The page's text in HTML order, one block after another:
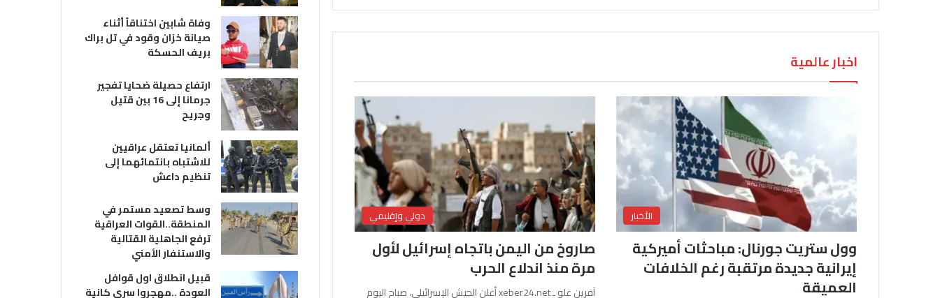
اخبار عالمية
الأخبار
وول ستريت جورنال: مباحثات أميركية
إيرانية جديدة مرتقبة رغم الخلافات
العميقة
دولي وإقليمي
صاروخ من اليمن باتجاه إسرائيل لأول
مرة منذ اندلاع الحرب
آفرين علو ـ xeber24.net أعلن الجيش الإسرائيلي، صباح اليوم
وفاة شابين اختناقاً أثناء
صيانة خزان وقود في تل براك
بريف الحسكة
ارتفاع حصيلة ضحايا تفجير
جرمانا إلى 16 بين قتيل
وجريح
ألمانيا تعتقل عراقيين
للاشتباه بانتمائهما إلى
تنظيم داعش
وسط تصعيد مستمر في
المنطقة..القوات العراقية
ترفع الجاهلية القتالية
والاستنفار الأمني
قبيل انطلاق اول قوافل
العودة ..مهجروا سري كانية